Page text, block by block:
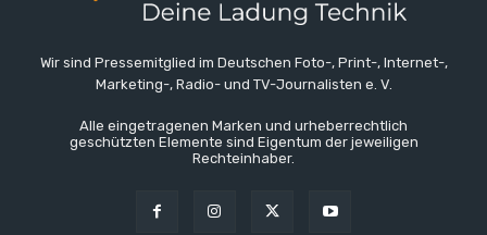
Wir sind Pressemitglied im Deutschen Foto-, Print-, Internet-,
Marketing-, Radio- und TV-Journalisten e. V.
Alle eingetragenen Marken und urheberrechtlich
geschützten Elemente sind Eigentum der jeweiligen
Rechteinhaber.